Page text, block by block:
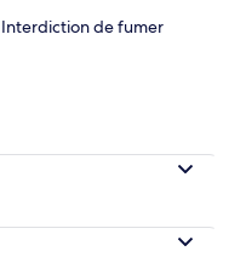
Interdiction de fumer